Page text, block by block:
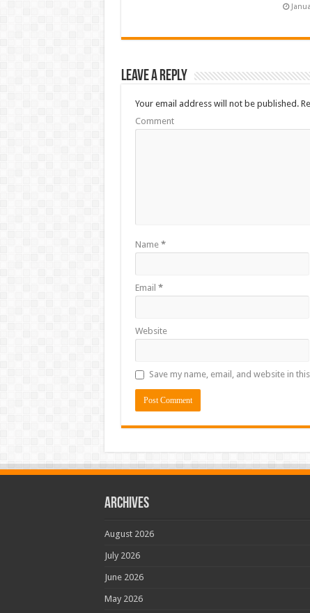
Leave a Reply
Your email address will not be published.
Comment
Name *
Email *
Website
Save my name, email, and website in
Archives
August 2026
July 2026
June 2026
May 2026